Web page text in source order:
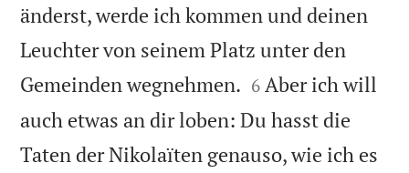
änderst, werde ich kommen und deinen
Leuchter von seinem Platz unter den
Gemeinden wegnehmen. 

6 Aber ich will
auch etwas an dir loben: Du hasst die
Taten der Nikolaïten genauso, wie ich es